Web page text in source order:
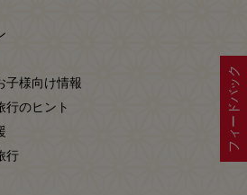
フィードバック
子様向け情報
行のヒント
行